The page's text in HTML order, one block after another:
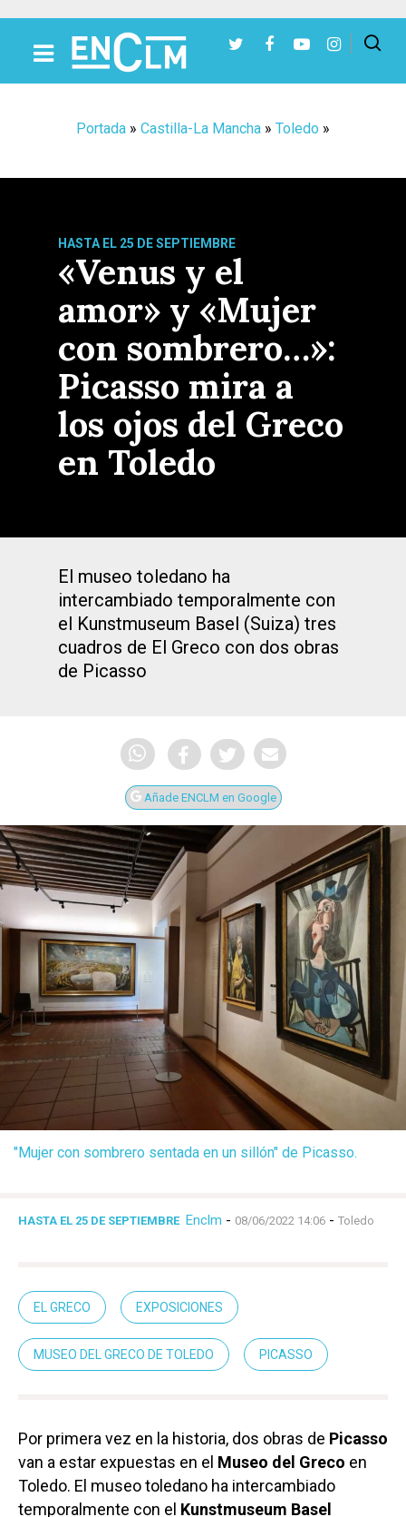
Portada » Castilla-La Mancha » Toledo »
HASTA EL 25 DE SEPTIEMBRE
«Venus y el
amor» y «Mujer
con sombrero…»:
Picasso mira a
los ojos del Greco
en Toledo
El museo toledano ha
intercambiado temporalmente con
el Kunstmuseum Basel (Suiza) tres
cuadros de El Greco con dos obras
de Picasso
Añade ENCLM en Google
"Mujer con sombrero sentada en un sillón" de Picasso.
HASTA EL 25 DE SEPTIEMBRE Enclm - 08/06/2022 14:06 - Toledo
EL GRECO EXPOSICIONES
MUSEO DEL GRECO DE TOLEDO PICASSO
Por primera vez en la historia, dos obras de Picasso
van a estar expuestas en el Museo del Greco en
Toledo. El museo toledano ha intercambiado
temporalmente con el Kunstmuseum Basel